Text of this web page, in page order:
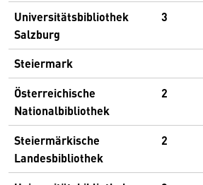
Universitätsbibliothek
Salzburg
3
Steiermark
Österreichische
Nationalbibliothek
2
Steiermärkische
Landesbibliothek
2